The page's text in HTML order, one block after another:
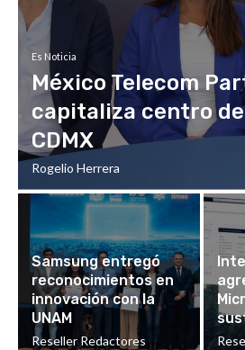
Es Noticia
México Telecom
capitaliza centro
CDMX
Rogelio Herrera
Samsung entregó
reconocimientos en
innovación con la
UNAM
Reseller Redactores